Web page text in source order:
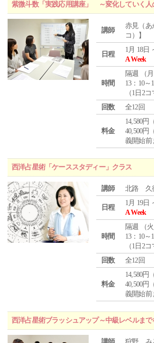
紫微斗数「実践応用講座」 ～変化していく人
講師
赤見（あ
コ）】
日程
1月 18日
A Week
時間
隔週 （ 月
13：10～
（1日2コ
回数
全12回
料金
14,580円
40,500円
義開始前
西洋占星術「ケーススタディー」クラス
講師 北路 久
日程
1月 19日
A Week
時間
隔週 （火
13：10～
（1日2コ
回数
全12回
料金
14,580円
40,500円
義開始前
西洋占星術ブラッシュアップ～中級レベルま